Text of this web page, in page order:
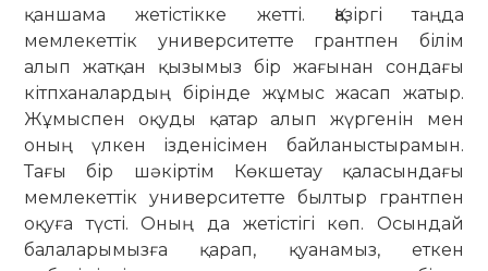
қаншама жетістікке жетті. Қазіргі таңда
мемлекеттік университетте грантпен білім
алып жатқан қызымыз бір жағынан сондағы
кітпханалардың бірінде жұмыс жасап жатыр.
Жұмыспен оқуды қатар алып жүргенін мен
оның үлкен ізденісімен байланыстырамын.
Тағы бір шәкіртім Көкшетау қаласындағы
мемлекеттік университетте былтыр грантпен
оқуға түсті. Оның да жетістігі көп. Осындай
балаларымызға қарап, қуанамыз, еткен